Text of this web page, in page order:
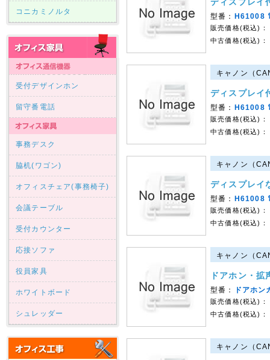
コニカミノルタ
受付デザインホン
留守番電話
事務デスク
脇机(ワゴン)
オフィスチェア(事務椅子)
会議テーブル
受付カウンター
応接ソファ
役員家具
ホワイトボード
シュレッダー
型番： H61008
販売価格(税込)：
中古価格(税込)：
キャノン（
ディスプレイ
型番： H61008
販売価格(税込)：
中古価格(税込)：
キャノン（
ディスプレイ
型番： H61008
販売価格(税込)：
中古価格(税込)：
キャノン（
ドアホン・拡
型番： ドアホン
販売価格(税込)：
中古価格(税込)：
キャノン（